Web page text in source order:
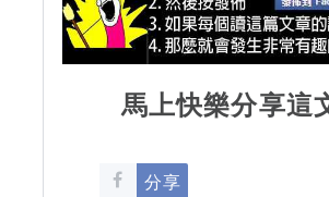
馬上快樂分享這
分享